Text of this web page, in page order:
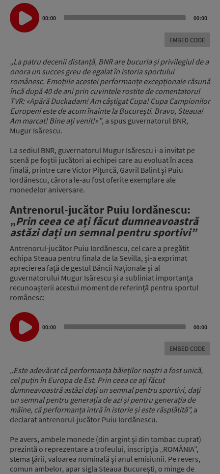
Audio
Player
00:00 00:00
EMBED CODE
„La patru decenii distanță, BNR are bucuria și privilegiul de a
onora un succes greu de egalat în istoria sportului
românesc. Emoțiile acestei performanțe excepționale răsună
încă după 40 de ani prin cuvintele rostite de comentatorul
TVR: «Apără Duckadam! Am câștigat Cupa! Cupa Campionilor
Europeni este de acum înainte la București. Bravo, Steaua!
Am marcat! Bine ați venit!»”, a spus guvernatorul BNR,
Mugur Isărescu.
La sediul BNR, guvernatorul Mugur Isărescu i-a invitat pe
scenă pe foștii jucători ai echipei care au evoluat în acea
finală, printre care Victor Pițurcă, Gavril Balint și Puiu
Iordănescu, cărora le-au fost oferite exemplare ale
monedelor aniversare.
Antrenorul-jucător Puiu Iordănescu:
„Prin ceea ce ați făcut dumneavoastră
astăzi dați un semnal pentru sportivi”
Antrenorul-jucător Puiu Iordănescu, cel care a pregătit
echipa Steaua pentru finala de la Sevilla, și-a exprimat
aprecierea față de gestul Băncii Naționale și al
guvernatorului Mugur Isărescu și a subliniat importanța
recunoașterii acestui moment de referință pentru sportul
românesc:
Audio
Player
00:00 00:00
EMBED CODE
„Este adevărat că performanța băieților noștri a fost unică,
cel puțin în Europa de Est. Prin ceea ce ați făcut
dumneavoastră astăzi dați un semnal pentru sportivi, dați
un semnal pentru generația de azi și pentru generația de
mâine, că performanța intră în istorie și este răsplătită”, a
declarat antrenorul-jucător Puiu Iordănescu.
Pe avers, ambele monede (din argint și din tombac cuprat)
prezintă o reprezentare a trofeului, inscripția „ROMÂNIA”,
stema țării, valoarea nominală și anul emisiunii. Pe revers,
comun ambelor, apar sigla Steaua București, o minge de